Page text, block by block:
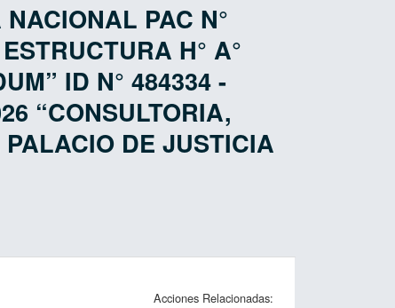
PAC N°
H° A°
ID N° 484334 -
“CONSULTORIA,
DE JUSTICIA
Acciones Relacionadas: